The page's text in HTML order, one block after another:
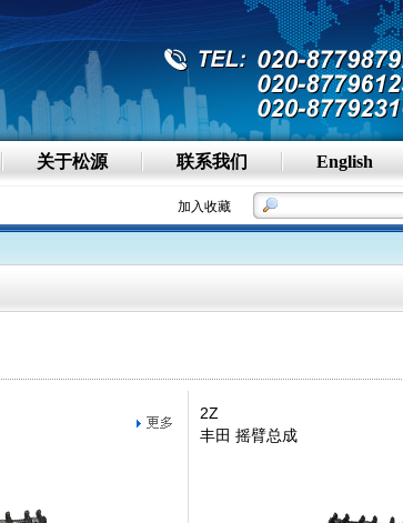
关于松源 联系我们 English
加入收藏
2Z
丰田 摇臂总成